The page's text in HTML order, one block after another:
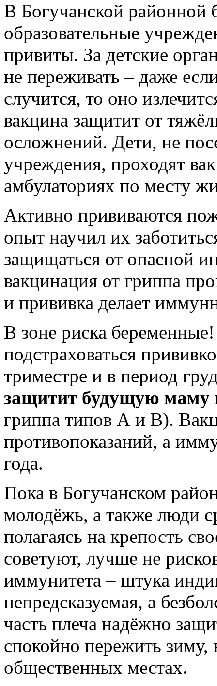
В Богучанской районной
образовательные
привиты. За детские
не переживать – даже
случится, то оно
вакцина защитит от
осложнений. Дети, не
учреждения, проходят
амбулаториях по месту
Активно прививаются
опыт научил их
защищаться от опасной
вакцинация от гриппа
и прививка делает
В зоне риска
подстраховаться
триместре и в период
защитит будущую
гриппа типов А и В).
противопоказаний, а
года.
Пока в Богучанском
молодёжь, а также люди
полагаясь на крепость
советуют, лучше не
иммунитета – штука
непредсказуемая, а
часть плеча надёжно
спокойно пережить зиму,
общественных местах.